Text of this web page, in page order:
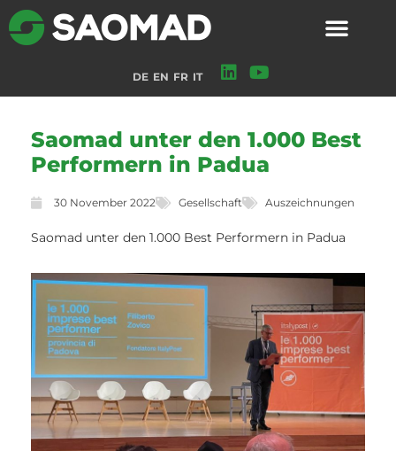
DE EN FR IT
Saomad unter den 1.000 Best
Performern in Padua
30 November 2022 Gesellschaft Auszeichnungen
Saomad unter den 1.000 Best Performern in Padua